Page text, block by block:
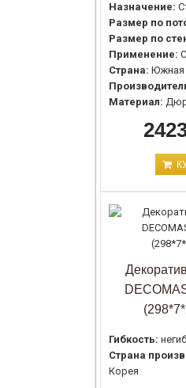
Назначение:
Размер по
Размер по
Применение:
Страна: Южная
Материал:
Гибкость:
Страна
Корея